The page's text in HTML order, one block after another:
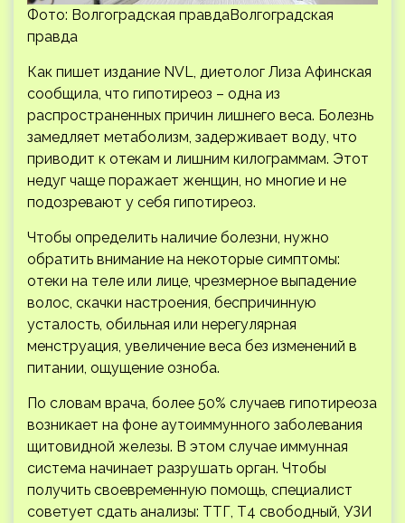
Фото: Волгоградская правдаВолгоградская
правда
Как пишет издание NVL, диетолог Лиза Афинская
сообщила, что гипотиреоз – одна из
распространенных причин лишнего веса. Болезнь
замедляет метаболизм, задерживает воду, что
приводит к отекам и лишним килограммам. Этот
недуг чаще поражает женщин, но многие и не
подозревают у себя гипотиреоз.
Чтобы определить наличие болезни, нужно
обратить внимание на некоторые симптомы:
отеки на теле или лице, чрезмерное выпадение
волос, скачки настроения, беспричинную
усталость, обильная или нерегулярная
менструация, увеличение веса без изменений в
питании, ощущение озноба.
По словам врача, более 50% случаев гипотиреоза
возникает на фоне аутоиммунного заболевания
щитовидной железы. В этом случае иммунная
система начинает разрушать орган. Чтобы
получить своевременную помощь, специалист
советует сдать анализы: ТТГ, Т4 свободный, УЗИ